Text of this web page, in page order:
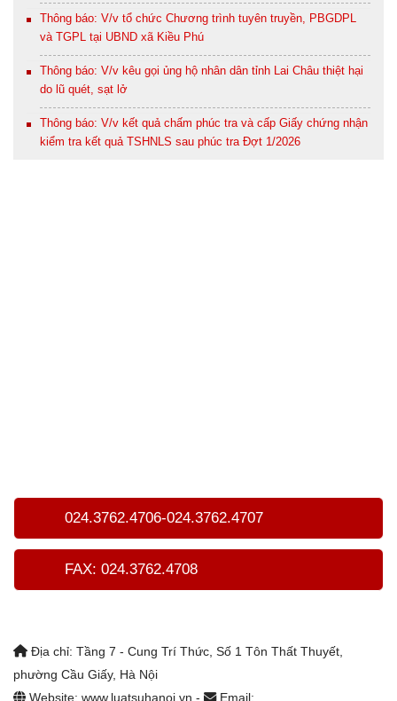
Thông báo: V/v tổ chức Chương trình tuyên truyền, PBGDPL
và TGPL tại UBND xã Kiều Phú
Thông báo: V/v kêu gọi ủng hộ nhân dân tỉnh Lai Châu thiệt hại
do lũ quét, sạt lở
Thông báo: V/v kết quả chấm phúc tra và cấp Giấy chứng nhận
kiểm tra kết quả TSHNLS sau phúc tra Đợt 1/2026
024.3762.4706-024.3762.4707
FAX: 024.3762.4708
Địa chỉ: Tầng 7 - Cung Trí Thức, Số 1 Tôn Thất Thuyết,
phường Cầu Giấy, Hà Nội
Website: www.luatsuhanoi.vn -
Email: